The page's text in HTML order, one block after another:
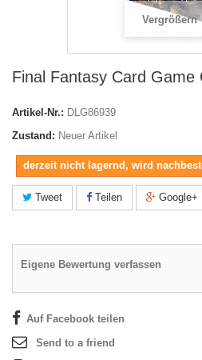
Vergrößern
Final Fantasy Card Game
Artikel-Nr.: DLG86939
Zustand: Neuer Artikel
derzeit nicht lagernd, wird
Tweet Teilen Google+
Eigene Bewertung verfassen
Auf Facebook teilen
Send to a friend